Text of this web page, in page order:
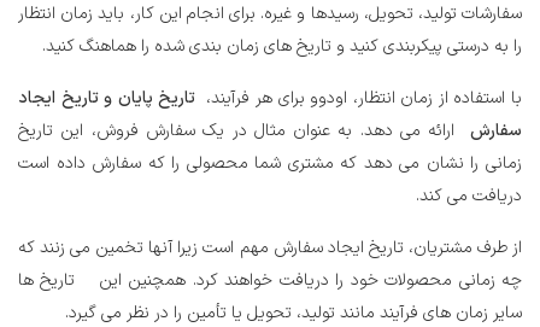
سفارشات تولید، تحویل، رسیدها و غیره. برای انجام این کار، باید زمان انتظار
را به درستی پیکربندی کنید و تاریخ های زمان بندی شده را هماهنگ کنید.
با استفاده از زمان انتظار، اودوو برای هر فرآیند، تاریخ پایان و تاریخ ایجاد
سفارش ارائه می دهد. به عنوان مثال در یک سفارش فروش، این تاریخ
زمانی را نشان می دهد که مشتری شما محصولی را که سفارش داده است
دریافت می کند.
از طرف مشتریان، تاریخ ایجاد سفارش مهم است زیرا آنها تخمین می زنند که
چه زمانی محصولات خود را دریافت خواهند کرد. همچنین این
تاریخ ها
سایر زمان های فرآیند مانند تولید، تحویل یا تأمین را در نظر می گیرد.